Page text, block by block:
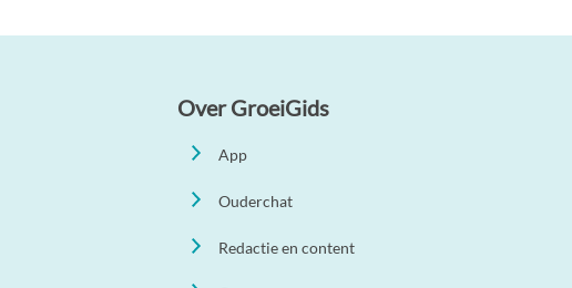
Over GroeiGids
App
Ouderchat
Redactie en content